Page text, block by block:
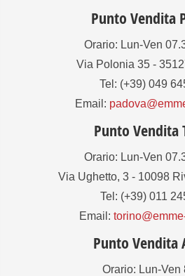
Punto Vendita
Orario: Lun-Ven
Via Polonia 35 -
Tel: (+39) 049
Email:
Punto Vendita
Orario: Lun-Ven
Via Ughetto, 3 - 10098
Tel: (+39) 011
Email:
Punto Vendita
Orario: Lun-Ven